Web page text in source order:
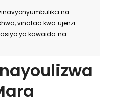
na
vinafaa kwa ujenzi
ya kawaida na